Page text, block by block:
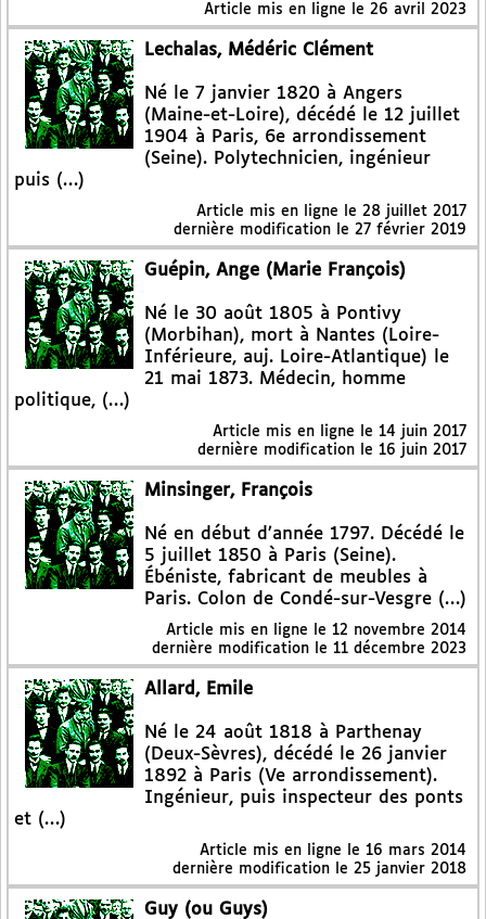
Article mis en ligne le 26 avril 2023
Lechalas, Médéric Clément
Né le 7 janvier 1820 à Angers
(Maine-et-Loire), décédé le 12 juillet
1904 à Paris, 6e arrondissement
(Seine). Polytechnicien, ingénieur
puis (…)
Article mis en ligne le 28 juillet 2017
dernière modification le 27 février 2019
Guépin, Ange (Marie François)
Né le 30 août 1805 à Pontivy
(Morbihan), mort à Nantes (Loire-
Inférieure, auj. Loire-Atlantique) le
21 mai 1873. Médecin, homme
politique, (…)
Article mis en ligne le 14 juin 2017
dernière modification le 16 juin 2017
Minsinger, François
Né en début d’année 1797. Décédé le
5 juillet 1850 à Paris (Seine).
Ébéniste, fabricant de meubles à
Paris. Colon de Condé-sur-Vesgre (…)
Article mis en ligne le 12 novembre 2014
dernière modification le 11 décembre 2023
Allard, Emile
Né le 24 août 1818 à Parthenay
(Deux-Sèvres), décédé le 26 janvier
1892 à Paris (Ve arrondissement).
Ingénieur, puis inspecteur des ponts
et (…)
Article mis en ligne le 16 mars 2014
dernière modification le 25 janvier 2018
Guy (ou Guys)